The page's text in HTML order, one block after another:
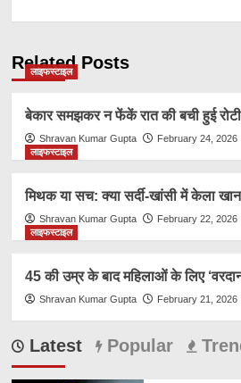
Related Posts
लाइफस्टाइल
बेकार समझकर न फेंकें रात की बची हुई
Shravan Kumar Gupta February 24, 2026
लाइफस्टाइल
मिथक या सच: क्या सर्दी-खांसी में केला
Shravan Kumar Gupta February 22, 2026
लाइफस्टाइल
45 की उम्र के बाद महिलाओं के लिए
Shravan Kumar Gupta February 21, 2026
Latest Popular